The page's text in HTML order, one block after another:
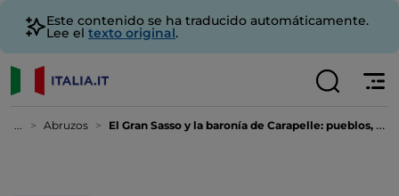
Este contenido se ha traducido automáticamente.
Lee el texto original.
... Abruzos El Gran Sasso y la baronía de Carapelle: pueblos, castillos y delicias locales